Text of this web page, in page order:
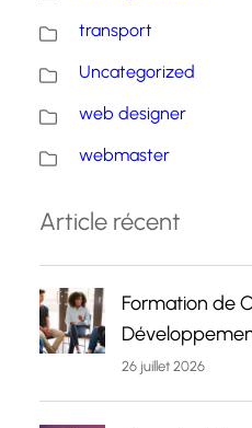
transport
Uncategorized
web designer
webmaster
Article récent
Formation de
26 juillet 2026